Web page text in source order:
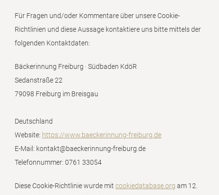
Für Fragen und/oder Kommentare über unsere Cookie-
Richtlinien und diese Aussage kontaktiere uns bitte mittels der
folgenden Kontaktdaten:
Bäckerinnung Freiburg · Südbaden KdöR
Sedanstraße 22
79098 Freiburg im Breisgau
Deutschland
Website: https://www.baeckerinnung-freiburg.de
E-Mail: kontakt@baeckerinnung-freiburg.de
Telefonnummer: 0761 33054
Diese Cookie-Richtlinie wurde mit cookiedatabase.org am 12.